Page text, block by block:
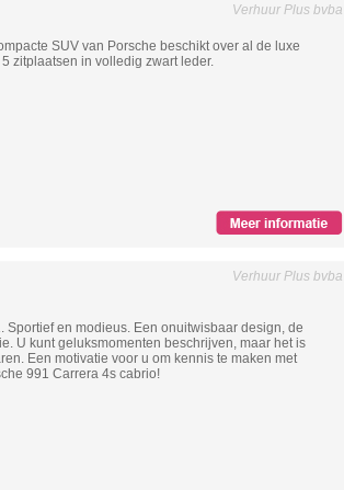
Verhuur Plus bvba
SUV van Porsche beschikt over al de luxe
zitplaatsen in volledig zwart leder.
Verhuur Plus bvba
Sportief en modieus. Een onuitwisbaar design, de
U kunt geluksmomenten beschrijven, maar het is
Een motivatie voor u om kennis te maken met
991 Carrera 4s cabrio!